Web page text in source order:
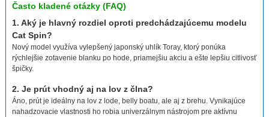
Často kladené otázky (FAQ)
1. Aký je hlavný rozdiel oproti predchádzajúcemu modelu
Cat Spin?
Nový model využíva vylepšený japonský uhlík Toray, ktorý ponúka
rýchlejšie zotavenie blanku po hode, priamejšiu akciu a ešte lepšiu citlivosť
špičky.
2. Je prút vhodný aj na lov z člna?
Áno, prút je ideálny na lov z lode, belly boatu, ale aj z brehu. Vynikajúce
nahadzovacie vlastnosti ho robia univerzálnym nástrojom pre aktívnu